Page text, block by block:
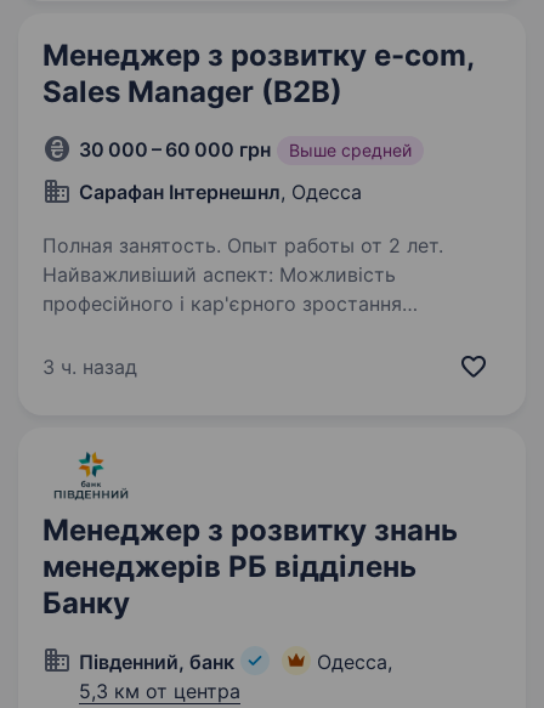
Менеджер з розвитку e-com,
Sales Manager (B2B)
30 000 – 60 000 грн Выше средней
Сарафан Інтернешнл, Одесса
Полная занятость. Опыт работы от 2 лет.
Найважливіший аспект: Можливість
професійного і кар'єрного зростання
SARAFAN — це екосистема цифрових
3 ч. назад
Менеджер з розвитку знань
менеджерів РБ відділень
Банку
Південний, банк
Одесса,
5,3 км от центра